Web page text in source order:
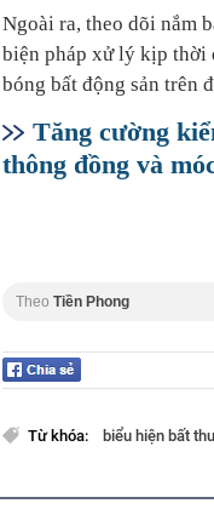
Ngoài ra, theo dõi nắm
biện pháp xử lý kịp thời
bóng bất động sản trên
Tăng cường
thông đồng và
Theo Tiền Phong
Từ khóa: biểu hiện bất